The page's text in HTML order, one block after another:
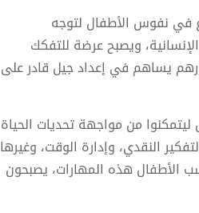
في نفوس الأطفال لتوجه
ويصبح عرضة للتفكك
يساهم في إعداد جيل قادر على
من مواجهة تحديات الحياة
النقدي، وإدارة الوقت، وغيرها
الأطفال هذه المهارات، يصبحون